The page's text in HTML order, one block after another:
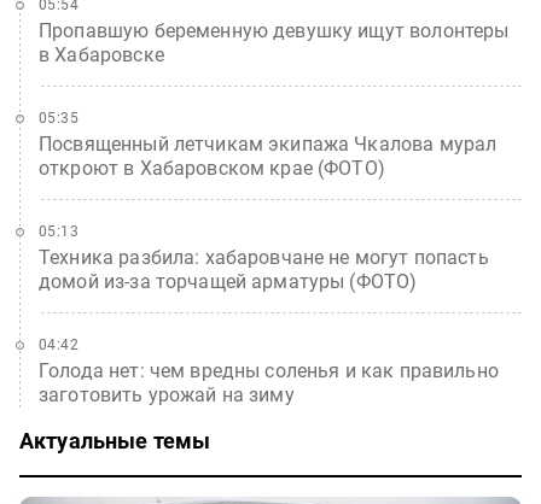
Пропавшую беременную девушку ищут волонтеры
в Хабаровске
05:54
Посвященный летчикам экипажа Чкалова мурал
откроют в Хабаровском крае (ФОТО)
05:35
Техника разбила: хабаровчане не могут попасть
домой из-за торчащей арматуры (ФОТО)
05:13
Голода нет: чем вредны соленья и как правильно
заготовить урожай на зиму
04:42
Актуальные темы